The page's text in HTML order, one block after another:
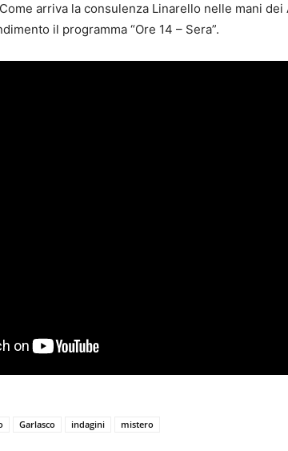
arriva la consulenza Linarello nelle mani dei
il programma “Ore 14 – Sera”.
Garlasco indagini mistero